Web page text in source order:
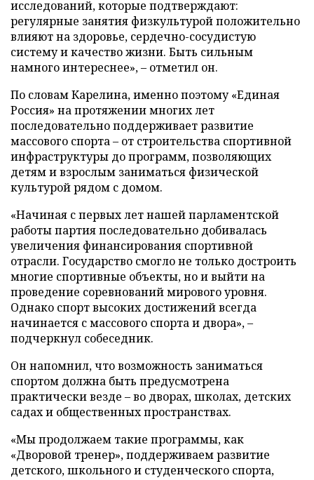
исследований, которые подтверждают:
регулярные занятия физкультурой положительно
влияют на здоровье, сердечно-сосудистую
систему и качество жизни. Быть сильным
намного интереснее», – отметил он.
По словам Карелина, именно поэтому «Единая
Россия» на протяжении многих лет
последовательно поддерживает развитие
массового спорта – от строительства спортивной
инфраструктуры до программ, позволяющих
детям и взрослым заниматься физической
культурой рядом с домом.
«Начиная с первых лет нашей парламентской
работы партия последовательно добивалась
увеличения финансирования спортивной
отрасли. Государство смогло не только достроить
многие спортивные объекты, но и выйти на
проведение соревнований мирового уровня.
Однако спорт высоких достижений всегда
начинается с массового спорта и двора», –
подчеркнул собеседник.
Он напомнил, что возможность заниматься
спортом должна быть предусмотрена
практически везде – во дворах, школах, детских
садах и общественных пространствах.
«Мы продолжаем такие программы, как
«Дворовой тренер», поддерживаем развитие
детского, школьного и студенческого спорта,